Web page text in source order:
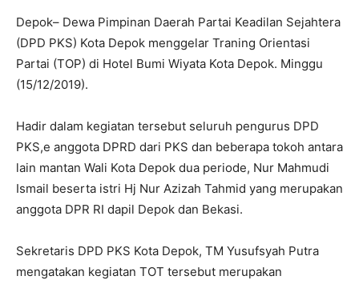
Depok– Dewa Pimpinan Daerah Partai Keadilan Sejahtera
(DPD PKS) Kota Depok menggelar Traning Orientasi
Partai (TOP) di Hotel Bumi Wiyata Kota Depok. Minggu
(15/12/2019).
Hadir dalam kegiatan tersebut seluruh pengurus DPD
PKS,e anggota DPRD dari PKS dan beberapa tokoh antara
lain mantan Wali Kota Depok dua periode, Nur Mahmudi
Ismail beserta istri Hj Nur Azizah Tahmid yang merupakan
anggota DPR RI dapil Depok dan Bekasi.
Sekretaris DPD PKS Kota Depok, TM Yusufsyah Putra
mengatakan kegiatan TOT tersebut merupakan